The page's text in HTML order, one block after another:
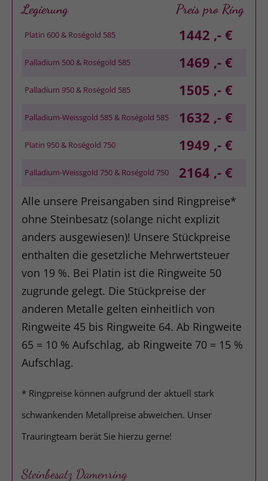
Legierung Preis pro Ring
Platin 600 & Roségold 585 1442 ,- €
Palladium 500 & Roségold 585 1469 ,- €
Palladium 950 & Roségold 585 1505 ,- €
Palladium-Weissgold 585 & Roségold 585 1632 ,- €
Platin 950 & Roségold 750 1949 ,- €
Palladium-Weissgold 750 & Roségold 750 2164 ,- €
Alle unsere Preisangaben sind Ringpreise*
ohne Steinbesatz (solange nicht explizit
anders ausgewiesen)! Unsere Stückpreise
enthalten die gesetzliche Mehrwertsteuer
von 19 %. Bei Platin ist die Ringweite 50
zugrunde gelegt. Die Stückpreise der
anderen Metalle gelten einheitlich von
Ringweite 45 bis Ringweite 64. Ab Ringweite
65 = 10 % Aufschlag, ab Ringweite 70 = 15 %
Aufschlag.
* Ringpreise können aufgrund der aktuell stark
schwankenden Metallpreise abweichen. Unser
Trauringteam berät Sie hierzu gerne!
Steinbesatz Damenring